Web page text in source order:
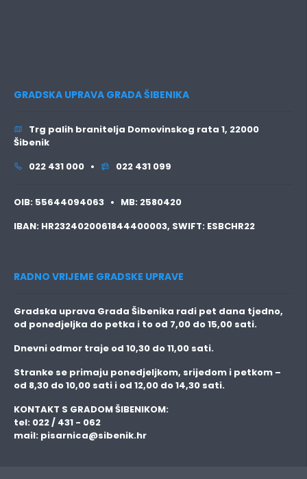
GRADSKA UPRAVA GRADA ŠIBENIKA
Trg palih branitelja Domovinskog rata 1, 22000
Šibenik
022 431 000 •
022 431 099
OIB: 55644094063 • MB: 2580420
IBAN: HR2324020061844400003, SWIFT: ESBCHR22
RADNO VRIJEME GRADSKE UPRAVE
Gradska uprava Grada Šibenika radi pet dana tjedno,
od ponedjeljka do petka i to od 7,00 do 15,00 sati.
Dnevni odmor traje od 10,30 do 11,00 sati.
Stranke se primaju ponedjeljkom, srijedom i petkom –
od 8,30 do 10,00 sati i od 12,00 do 14,30 sati.
KONTAKT S GRADOM ŠIBENIKOM:
tel: 022 / 431 - 062
mail: pisarnica@sibenik.hr